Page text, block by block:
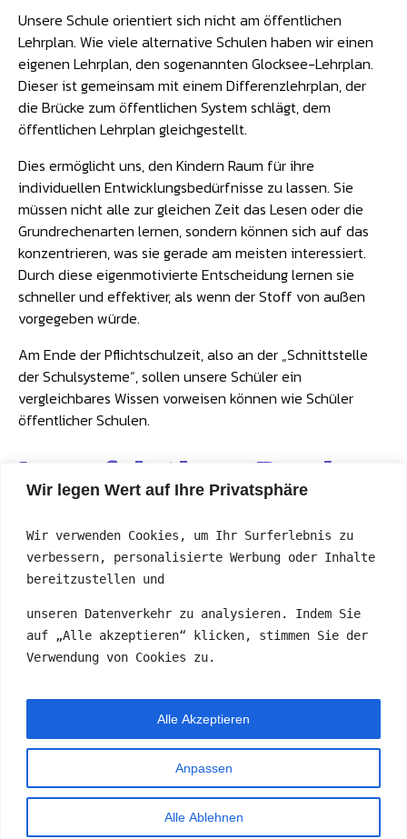
Wir legen Wert auf Ihre Privatsphäre
Wir verwenden Cookies, um Ihr Surferlebnis zu
verbessern, personalisierte Werbung oder Inhalte
bereitzustellen und
unseren Datenverkehr zu analysieren. Indem Sie
auf „Alle akzeptieren“ klicken, stimmen Sie der
Verwendung von Cookies zu.
Anpassen
Alle Ablehnen
Alle Akzeptieren
Unsere Schule orientiert sich nicht am öffentlichen
Lehrplan. Wie viele alternative Schulen haben wir einen
eigenen Lehrplan, den sogenannten Glocksee-Lehrplan.
Dieser ist gemeinsam mit einem Differenzlehrplan, der
die Brücke zum öffentlichen System schlägt, dem
öffentlichen Lehrplan gleichgestellt.
Dies ermöglicht uns, den Kindern Raum für ihre
individuellen Entwicklungsbedürfnisse zu lassen. Sie
müssen nicht alle zur gleichen Zeit das Lesen oder die
Grundrechenarten lernen, sondern können sich auf das
konzentrieren, was sie gerade am meisten interessiert.
Durch diese eigenmotivierte Entscheidung lernen sie
schneller und effektiver, als wenn der Stoff von außen
vorgegeben würde.
Am Ende der Pflichtschulzeit, also an der „Schnittstelle
der Schulsysteme“, sollen unsere Schüler ein
vergleichbares Wissen vorweisen können wie Schüler
öffentlicher Schulen.
Langfristiges Denken
auf acht Jahre ausgelegt ist: Am Ende dieser acht Jahre
ist der Standard unserer Schüler mindestens so hoch wie
der von Abgängern öffentlicher Schulen. Zwischenzeitlich
folgen wir jedoch nicht dem österreichischen Lehrplan,
sodass nicht erwartet werden kann, dass die Kinder
jederzeit nahtlos ins Regelschulsystem wechseln können.
eigenem Interesse zu befürworten und gleichzeitig eine
Orientierung am Regelschul-Lehrplan zu erwarten.
© 2026 Freie Schule Hohenau. Created with
using
WordPress andKubio